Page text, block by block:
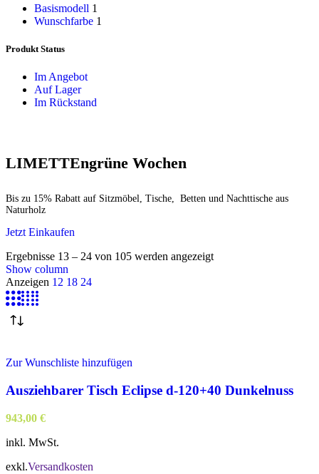
Basismodell 1
Wunschfarbe 1
Produkt Status
Im Angebot
Auf Lager
Im Rückstand
LIMETTEngrüne Wochen
Bis zu 15% Rabatt auf Sitzmöbel, Tische, Betten und Nachttische aus
Naturholz
Jetzt Einkaufen
Ergebnisse 13 – 24 von 105 werden angezeigt
Show column
Anzeigen 12 18 24
Zur Wunschliste hinzufügen
Ausziehbarer Tisch Eclipse d-120+40 Dunkelnuss
943,00 €
inkl. MwSt.
exkl.Versandkosten